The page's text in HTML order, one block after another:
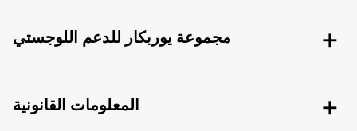
مجموعة يوربكار للدعم اللوجستي
المعلومات القانونية